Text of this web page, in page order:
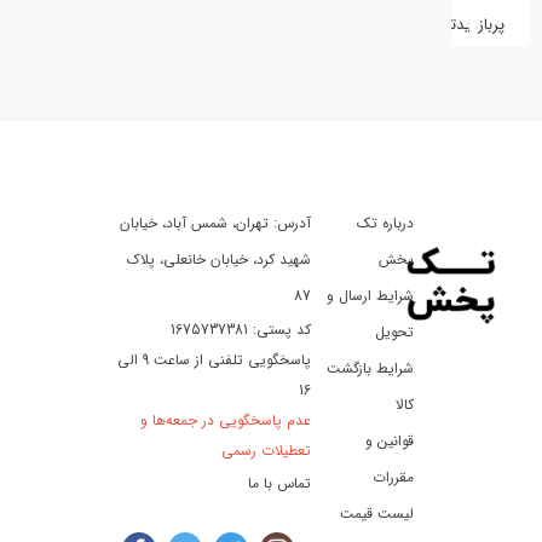
کفش
سفر
تفریح
پربازدیدترین
درباره تک
پخش
شرایط ارسال و
تحویل
شرایط بازگشت
کالا
قوانین و
مقررات
لیست قیمت
آدرس: تهران، شمس آباد، خیابان
شهید کرد، خیابان خانعلی، پلاک
87
کد پستی: 1675737381
پاسخگویی تلفنی از ساعت 9 الی
16
عدم پاسخگویی در جمعه‌ها و
تعطیلات رسمی
تماس با ما